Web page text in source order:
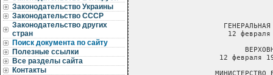
Законодательство Украины
Законодательство СССР
Законодательство других
стран
Поиск документа по сайту
Полезные ссылки
Все разделы сайта
Контакты